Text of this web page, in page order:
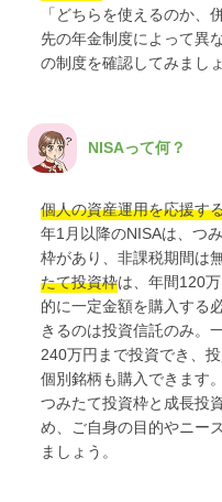
「どちらを使えるのか、
先の年金制度によって異
の制度を確認してみましょ
NISAって何？
個人の資産運用を応援す
年1月以降のNISAは、つ
枠があり、非課税期間は
たて投資枠は、年間120
的に一定金額を購入する
きるのは投資信託のみ。一
240万円まで投資でき、
個別銘柄も購入できます。
つみたて投資枠と成長投
め、ご自身の目的やニー
ましょう。